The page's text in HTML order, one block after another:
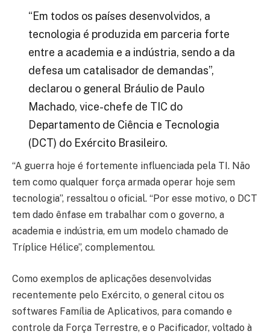
“Em todos os países desenvolvidos, a
tecnologia é produzida em parceria forte
entre a academia e a indústria, sendo a da
defesa um catalisador de demandas”,
declarou o general Bráulio de Paulo
Machado, vice-chefe de TIC do
Departamento de Ciência e Tecnologia
(DCT) do Exército Brasileiro.
“A guerra hoje é fortemente influenciada pela TI. Não
tem como qualquer força armada operar hoje sem
tecnologia”, ressaltou o oficial. “Por esse motivo, o DCT
tem dado ênfase em trabalhar com o governo, a
academia e indústria, em um modelo chamado de
Tríplice Hélice”, complementou.
Como exemplos de aplicações desenvolvidas
recentemente pelo Exército, o general citou os
softwares Família de Aplicativos, para comando e
controle da Força Terrestre, e o Pacificador, voltado à